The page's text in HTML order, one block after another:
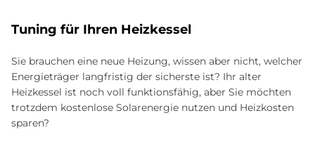
Tu­n­ing für Ih­ren Heiz­kes­sel
Sie brauchen eine neue Heizung, wissen aber nicht, welcher
Energieträger langfristig der sicherste ist? Ihr alter
Heizkessel ist noch voll funktionsfähig, aber Sie möchten
trotzdem kostenlose Solarenergie nutzen und Heizkosten
sparen?